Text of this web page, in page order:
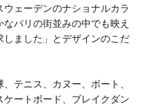
ェーデンのナショナルカラ
パリの街並みの中でも映え
ました」とデザインのこだ
テニス、カヌー、ボート、
ートボード、ブレイクダン